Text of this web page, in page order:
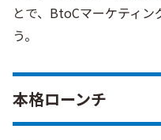
とで、BtoCマーケティ
う。
本格ローンチ